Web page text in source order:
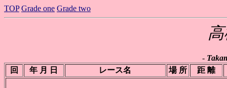
TOP Grade one Grade two
-
回
年 月 日 レース名 場 所 距 離